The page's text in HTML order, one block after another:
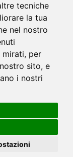
tecniche
la tua
nel nostro
mirati, per
sito, e
i nostri
Add to Cart
domäner
|Mappa
.Cloud - P.IVA